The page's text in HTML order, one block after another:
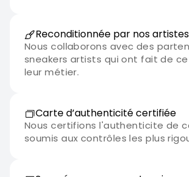
Reconditionnée par nos artistes
Nous collaborons avec des
sneakers artists qui ont fait de
leur métier.
Carte d’authenticité certifiée
Nous certifions l'authenticite de
soumis aux contrôles les plus